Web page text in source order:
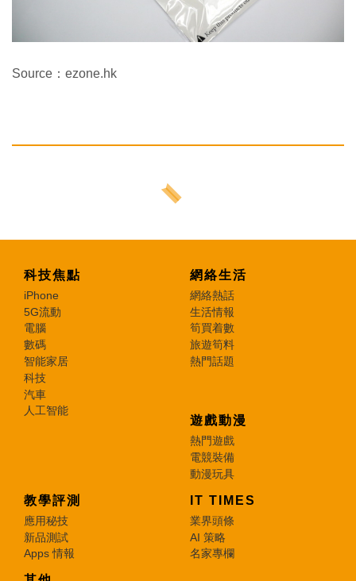
Source：ezone.hk
科技焦點
iPhone
5G流動
電腦
數碼
智能家居
科技
汽車
人工智能
網絡生活
網絡熱話
生活情報
筍買着數
旅遊筍料
熱門話題
遊戲動漫
熱門遊戲
電競裝備
動漫玩具
教學評測
應用秘技
新品測試
Apps 情報
IT TIMES
業界頭條
AI 策略
名家專欄